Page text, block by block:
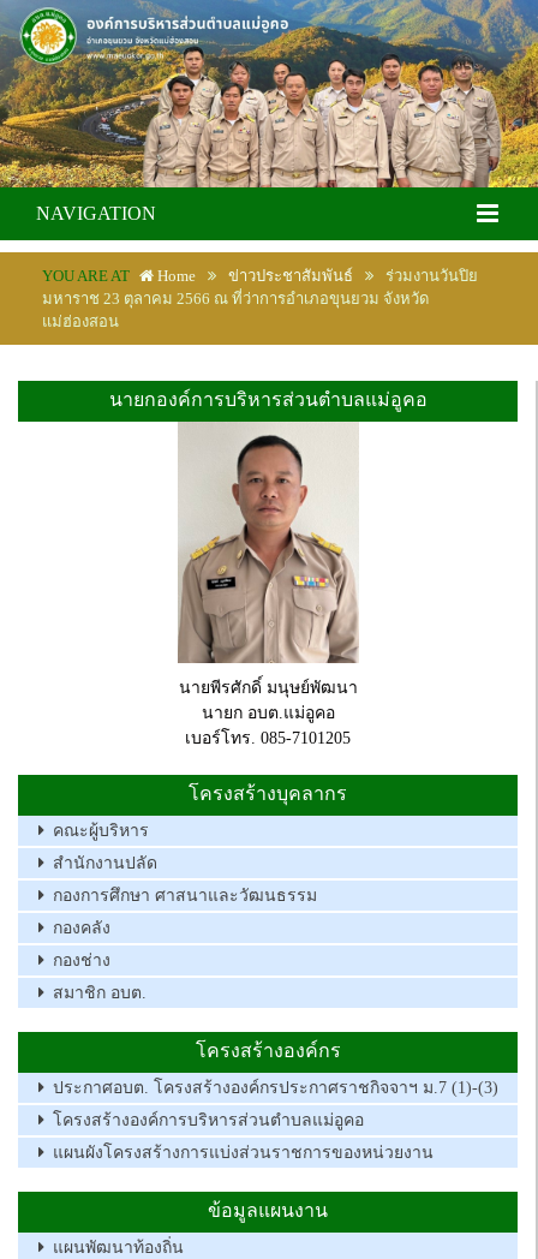
NAVIGATION
YOU ARE AT Home ข่าวประชาสัมพันธ์
ร่วมงานวันปิย
มหาราช 23 ตุลาคม 2566 ณ ที่ว่าการอำเภอขุนยวม จังหวัด
แม่ฮ่องสอน
นายกองค์การบริหารส่วนตำบลแม่อูคอ
นายพีรศักดิ์ มนุษย์พัฒนา
นายก อบต.แม่อูคอ
เบอร์โทร. 085-7101205
โครงสร้างบุคลากร
คณะผู้บริหาร
สำนักงานปลัด
กองการศึกษา ศาสนาและวัฒนธรรม
กองคลัง
กองช่าง
สมาชิก อบต.
โครงสร้างองค์กร
ประกาศอบต. โครงสร้างองค์กรประกาศราชกิจจาฯ ม.7 (1)-(3)
โครงสร้างองค์การบริหารส่วนตำบลแม่อูคอ
แผนผังโครงสร้างการแบ่งส่วนราชการของหน่วยงาน
ข้อมูลแผนงาน
แผนพัฒนาท้องถิ่น